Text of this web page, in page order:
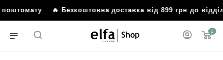
поштомату 🔥 Безкоштовна доставка від 899 грн до
0